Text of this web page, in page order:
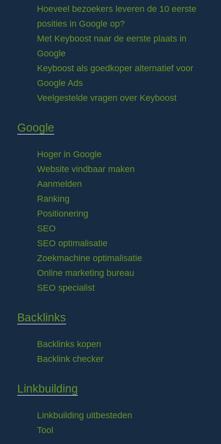
Hoeveel bezoekers leveren de 10 eerste
posities in Google op?
Met Keyboost naar de eerste plaats in
Google
Keyboost als goedkoper alternatief voor
Google Ads
Veelgestelde vragen over Keyboost
Google
Hoger in Google
Website vindbaar maken
Aanmelden
Ranking
Positionering
SEO
SEO optimalisatie
Zoekmachine optimalisatie
Online marketing bureau
SEO specialist
Backlinks
Backlinks kopen
Backlink checker
Linkbuilding
Linkbuilding uitbesteden
Tool